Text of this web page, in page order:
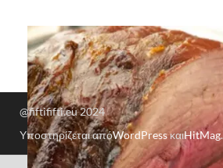
@fiftififti.eu 2024
Υποστηρίζεται απόWordPressκαιHitMag.